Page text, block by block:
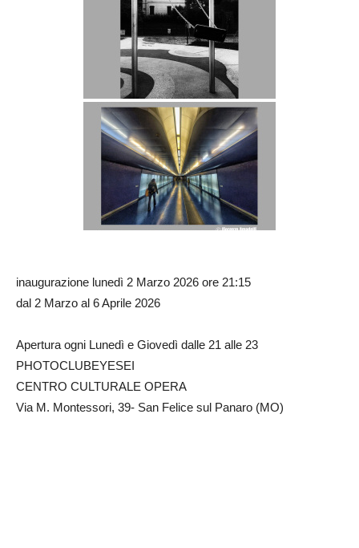
inaugurazione lunedì 2 Marzo 2026 ore 21:15
dal 2 Marzo al 6 Aprile 2026
Apertura ogni Lunedì e Giovedì dalle 21 alle 23
PHOTOCLUBEYESEI
CENTRO CULTURALE OPERA
Via M. Montessori, 39- San Felice sul Panaro (MO)